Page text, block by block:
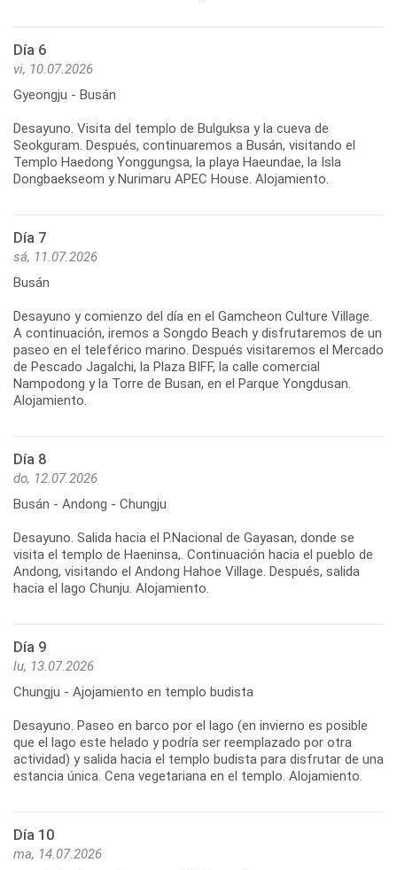
Día 6
vi, 10.07.2026
Gyeongju - Busán
Desayuno. Visita del templo de Bulguksa y la cueva de
Seokguram. Después, continuaremos a Busán, visitando el
Templo Haedong Yonggungsa, la playa Haeundae, la Isla
Dongbaekseom y Nurimaru APEC House. Alojamiento.
Día 7
sá, 11.07.2026
Busán
Desayuno y comienzo del día en el Gamcheon Culture Village.
A continuación, iremos a Songdo Beach y disfrutaremos de un
paseo en el teleférico marino. Después visitaremos el Mercado
de Pescado Jagalchi, la Plaza BIFF, la calle comercial
Nampodong y la Torre de Busan, en el Parque Yongdusan.
Alojamiento.
Día 8
do, 12.07.2026
Busán - Andong - Chungju
Desayuno. Salida hacia el P.Nacional de Gayasan, donde se
visita el templo de Haeninsa,. Continuación hacia el pueblo de
Andong, visitando el Andong Hahoe Village. Después, salida
hacia el lago Chunju. Alojamiento.
Día 9
lu, 13.07.2026
Chungju - Ajojamiento en templo budista
Desayuno. Paseo en barco por el lago (en invierno es posible
que el lago este helado y podría ser reemplazado por otra
actividad) y salida hacia el templo budista para disfrutar de una
estancia única. Cena vegetariana en el templo. Alojamiento.
Día 10
ma, 14.07.2026